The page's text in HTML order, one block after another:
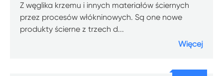
Z węglika krzemu i innych materiałów ściernych
przez procesów włókninowych. Są one nowe
produkty ścierne z trzech d...
Więcej